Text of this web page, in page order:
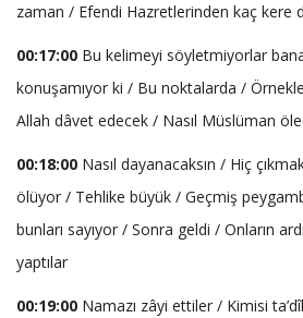
zaman / Efendi Hazretlerinden kaç kere
00:17:00 Bu kelimeyi söyletmiyorlar
konuşamıyor ki / Bu noktalarda /
Allah dâvet edecek / Nasıl Müslüman
00:18:00 Nasıl dayanacaksın / Hiç
ölüyor / Tehlike büyük / Geçmiş
bunları sayıyor / Sonra geldi / Onların
yaptılar
00:19:00 Namazı zâyi ettiler / Kimisi